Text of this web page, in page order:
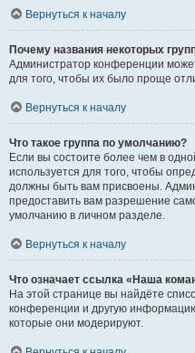
Вернуться к началу
Почему названия некоторых
Администратор конференции
для того, чтобы их было проще
Вернуться к началу
Что такое группа по умолчанию?
Если вы состоите более чем в
используется для того, чтобы
должны быть вам присвоены.
предоставить вам разрешение
умолчанию в личном разделе.
Вернуться к началу
Что означает ссылка «Наша
На этой странице вы найдёте
конференции и другую
которые они модерируют.